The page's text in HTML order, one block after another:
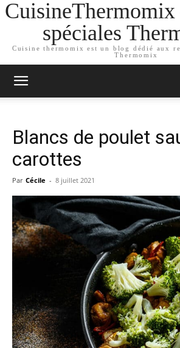
CuisineThermomix
spéciales
Cuisine thermomix est un blog dédié aux
Thermomix
Blancs de poulet
carottes
Par Cécile - 8 juillet 2021